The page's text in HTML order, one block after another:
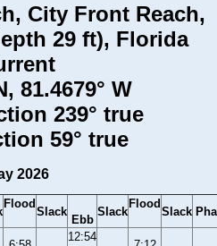
City Front Reach,
29 ft), Florida
81.4679° W
239° true
59° true
2026
Flood
Slack
Ebb
Slack
Flood
Slack
12:54